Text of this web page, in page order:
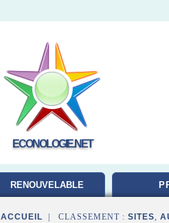
ECONOLOGIE.NET
RENOUVELABLE
ACCUEIL | CLASSEMENT : SITES,